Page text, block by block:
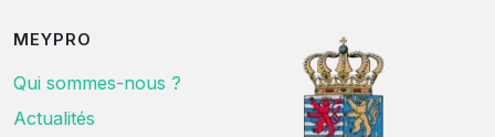
MEYPRO
Qui sommes-nous ?
Actualités